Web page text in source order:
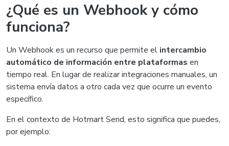
¿Qué es un Webhook y cómo
funciona?
Un Webhook es un recurso que permite el intercambio
automático de información entre plataformas en
tiempo real. En lugar de realizar integraciones manuales, un
sistema envía datos a otro cada vez que ocurre un evento
específico.
En el contexto de Hotmart Send, esto significa que puedes,
por ejemplo: